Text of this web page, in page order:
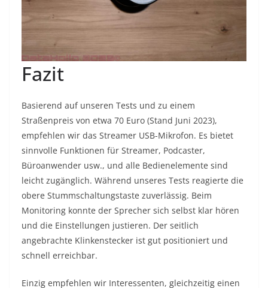
Fazit
Basierend auf unseren Tests und zu einem
Straßenpreis von etwa 70 Euro (Stand Juni 2023),
empfehlen wir das Streamer USB-Mikrofon. Es bietet
sinnvolle Funktionen für Streamer, Podcaster,
Büroanwender usw., und alle Bedienelemente sind
leicht zugänglich. Während unseres Tests reagierte die
obere Stummschaltungstaste zuverlässig. Beim
Monitoring konnte der Sprecher sich selbst klar hören
und die Einstellungen justieren. Der seitlich
angebrachte Klinkenstecker ist gut positioniert und
schnell erreichbar.
Einzig empfehlen wir Interessenten, gleichzeitig einen